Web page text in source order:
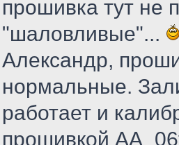
прошивка тут не
"шаловливые"...
Александр,
нормальные.
работает и
прошивкой